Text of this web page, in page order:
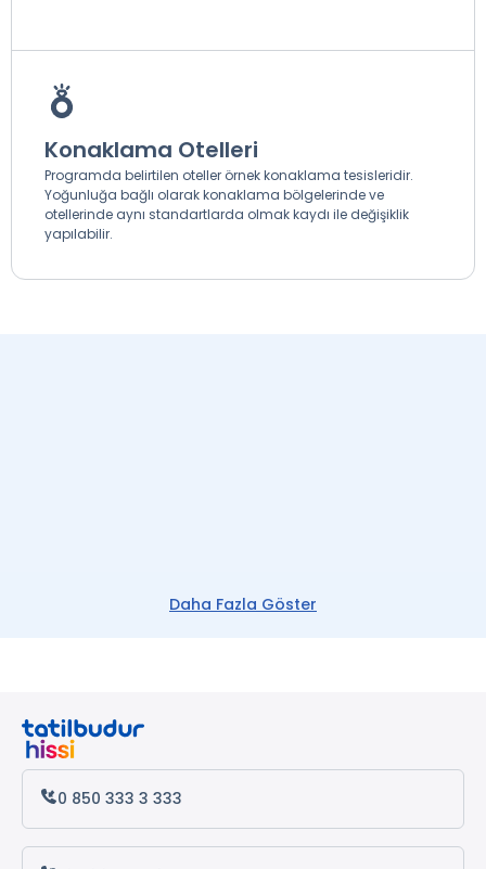
Konaklama Otelleri
Programda belirtilen oteller örnek konaklama tesisleridir.
Yoğunluğa bağlı olarak konaklama bölgelerinde ve
otellerinde aynı standartlarda olmak kaydı ile değişiklik
yapılabilir.
Daha Fazla Göster
0 850 333 3 333